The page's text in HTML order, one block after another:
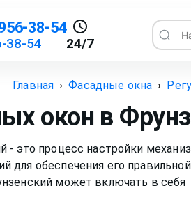
38-54
38-54 24/7
Главная › Фасадные окна ›
окон в
- это процесс настройки
для обеспечения его правильной
может включать в себя